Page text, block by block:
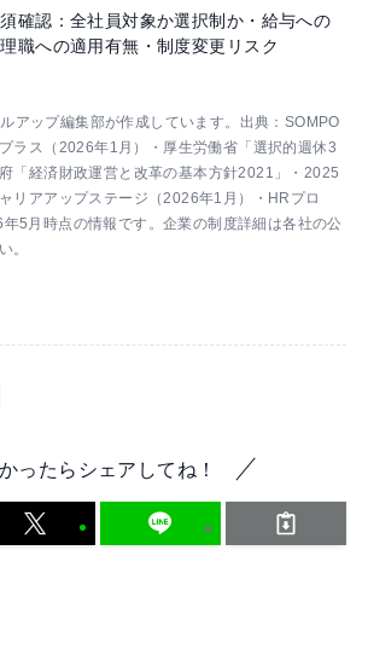
確認：全社員対象か選択制か・給与への
職への適用有無・制度変更リスク
アップ編集部が作成しています。出典：SOMPO
ラス（2026年1月）・厚生労働省「選択的週休3
「経済財政運営と改革の基本方針2021」・2025
リアアップステージ（2026年1月）・HRプロ
年5月時点の情報です。企業の制度詳細は各社の公
。
ったらシェアしてね！